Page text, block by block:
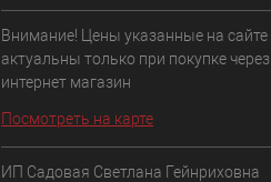
Внимание! Цены указанные на сайте
актуальны только при покупке через
интернет магазин
Посмотреть на карте
ИП Садовая Светлана Гейнриховна